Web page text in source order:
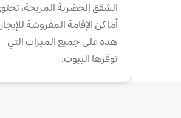
الشقق الحضرية المريحة،
أماكن الإقامة المفروشة للإيجار
هذه على جميع الميزات التي
توفرها البيوت.